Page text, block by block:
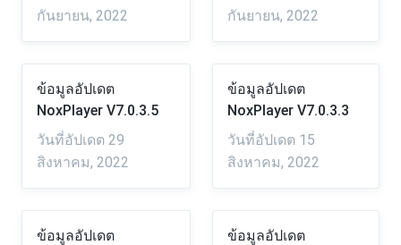
กันยายน, 2022
กันยายน, 2022
ข้อมูลอัปเดต
NoxPlayer V7.0.3.5
วันที่อัปเดต 29
สิงหาคม, 2022
ข้อมูลอัปเดต
NoxPlayer V7.0.3.3
วันที่อัปเดต 15
สิงหาคม, 2022
ข้อมูลอัปเดต
ข้อมูลอัปเดต